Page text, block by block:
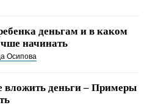
деньгам и в каком
начинать
Осипова
вложить деньги – Примеры